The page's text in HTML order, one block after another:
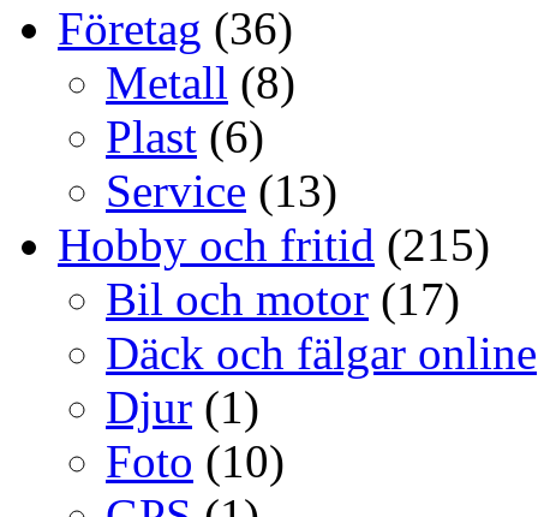
Företag (36)
Metall (8)
Plast (6)
Service (13)
Hobby och fritid (215)
Bil och motor (17)
Däck och fälgar online
Djur (1)
Foto (10)